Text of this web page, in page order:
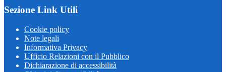
Sezione Link Utili
Cookie policy
Note legali
Informativa Privacy
Ufficio Relazioni con il Pubblico
Dichiarazione di accessibilità